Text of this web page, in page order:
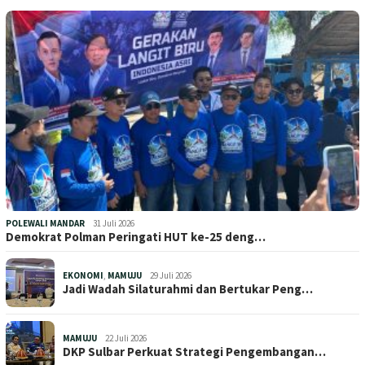
POLEWALI MANDAR 31 Juli 2026
Demokrat Polman Peringati HUT ke-25 deng…
EKONOMI, MAMUJU 29 Juli 2026
Jadi Wadah Silaturahmi dan Bertukar Peng…
MAMUJU 22 Juli 2026
DKP Sulbar Perkuat Strategi Pengembangan…